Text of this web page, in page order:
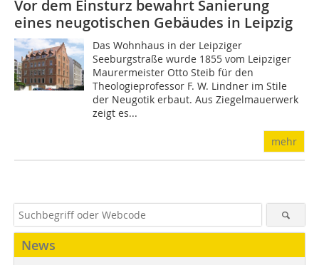
Vor dem Einsturz bewahrt Sanierung
eines neugotischen Gebäudes in Leipzig
Das Wohnhaus in der Leipziger
Seeburgstraße wurde 1855 vom Leipziger
Maurermeister Otto Steib für den
Theologieprofessor F. W. Lindner im Stile
der Neugotik erbaut. Aus Ziegelmauerwerk
zeigt es...
mehr
News